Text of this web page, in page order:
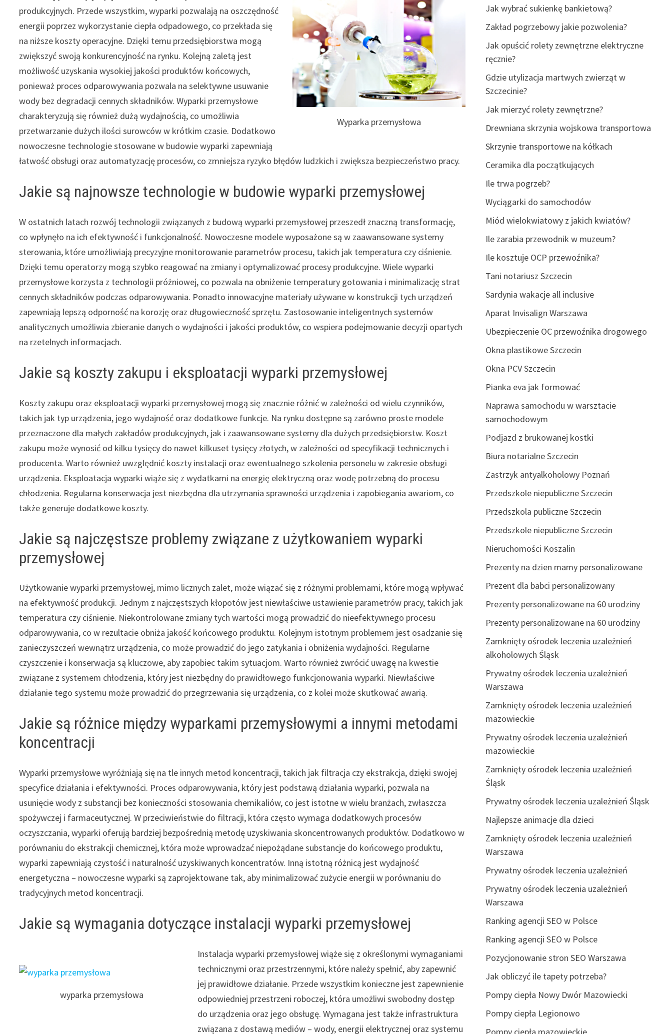
Wyparka przemysłowa
produkcyjnych. Przede wszystkim, wyparki pozwalają na oszczędność
energii poprzez wykorzystanie ciepła odpadowego, co przekłada się
na niższe koszty operacyjne. Dzięki temu przedsiębiorstwa mogą
zwiększyć swoją konkurencyjność na rynku. Kolejną zaletą jest
możliwość uzyskania wysokiej jakości produktów końcowych,
ponieważ proces odparowywania pozwala na selektywne usuwanie
wody bez degradacji cennych składników. Wyparki przemysłowe
charakteryzują się również dużą wydajnością, co umożliwia
przetwarzanie dużych ilości surowców w krótkim czasie. Dodatkowo
nowoczesne technologie stosowane w budowie wyparki zapewniają
łatwość obsługi oraz automatyzację procesów, co zmniejsza ryzyko błędów ludzkich i zwiększa bezpieczeństwo pracy.
Jakie są najnowsze technologie w budowie wyparki przemysłowej
W ostatnich latach rozwój technologii związanych z budową wyparki przemysłowej przeszedł znaczną transformację,
co wpłynęło na ich efektywność i funkcjonalność. Nowoczesne modele wyposażone są w zaawansowane systemy
sterowania, które umożliwiają precyzyjne monitorowanie parametrów procesu, takich jak temperatura czy ciśnienie.
Dzięki temu operatorzy mogą szybko reagować na zmiany i optymalizować procesy produkcyjne. Wiele wyparki
przemysłowe korzysta z technologii próżniowej, co pozwala na obniżenie temperatury gotowania i minimalizację strat
cennych składników podczas odparowywania. Ponadto innowacyjne materiały używane w konstrukcji tych urządzeń
zapewniają lepszą odporność na korozję oraz długowieczność sprzętu. Zastosowanie inteligentnych systemów
analitycznych umożliwia zbieranie danych o wydajności i jakości produktów, co wspiera podejmowanie decyzji opartych
na rzetelnych informacjach.
Jakie są koszty zakupu i eksploatacji wyparki przemysłowej
Koszty zakupu oraz eksploatacji wyparki przemysłowej mogą się znacznie różnić w zależności od wielu czynników,
takich jak typ urządzenia, jego wydajność oraz dodatkowe funkcje. Na rynku dostępne są zarówno proste modele
przeznaczone dla małych zakładów produkcyjnych, jak i zaawansowane systemy dla dużych przedsiębiorstw. Koszt
zakupu może wynosić od kilku tysięcy do nawet kilkuset tysięcy złotych, w zależności od specyfikacji technicznych i
producenta. Warto również uwzględnić koszty instalacji oraz ewentualnego szkolenia personelu w zakresie obsługi
urządzenia. Eksploatacja wyparki wiąże się z wydatkami na energię elektryczną oraz wodę potrzebną do procesu
chłodzenia. Regularna konserwacja jest niezbędna dla utrzymania sprawności urządzenia i zapobiegania awariom, co
także generuje dodatkowe koszty.
Jakie są najczęstsze problemy związane z użytkowaniem wyparki
przemysłowej
Użytkowanie wyparki przemysłowej, mimo licznych zalet, może wiązać się z różnymi problemami, które mogą wpływać
na efektywność produkcji. Jednym z najczęstszych kłopotów jest niewłaściwe ustawienie parametrów pracy, takich jak
temperatura czy ciśnienie. Niekontrolowane zmiany tych wartości mogą prowadzić do nieefektywnego procesu
odparowywania, co w rezultacie obniża jakość końcowego produktu. Kolejnym istotnym problemem jest osadzanie się
zanieczyszczeń wewnątrz urządzenia, co może prowadzić do jego zatykania i obniżenia wydajności. Regularne
czyszczenie i konserwacja są kluczowe, aby zapobiec takim sytuacjom. Warto również zwrócić uwagę na kwestie
związane z systemem chłodzenia, który jest niezbędny do prawidłowego funkcjonowania wyparki. Niewłaściwe
działanie tego systemu może prowadzić do przegrzewania się urządzenia, co z kolei może skutkować awarią.
Jakie są różnice między wyparkami przemysłowymi a innymi metodami
koncentracji
Wyparki przemysłowe wyróżniają się na tle innych metod koncentracji, takich jak filtracja czy ekstrakcja, dzięki swojej
specyfice działania i efektywności. Proces odparowywania, który jest podstawą działania wyparki, pozwala na
usunięcie wody z substancji bez konieczności stosowania chemikaliów, co jest istotne w wielu branżach, zwłaszcza
spożywczej i farmaceutycznej. W przeciwieństwie do filtracji, która często wymaga dodatkowych procesów
oczyszczania, wyparki oferują bardziej bezpośrednią metodę uzyskiwania skoncentrowanych produktów. Dodatkowo w
porównaniu do ekstrakcji chemicznej, która może wprowadzać niepożądane substancje do końcowego produktu,
wyparki zapewniają czystość i naturalność uzyskiwanych koncentratów. Inną istotną różnicą jest wydajność
energetyczna – nowoczesne wyparki są zaprojektowane tak, aby minimalizować zużycie energii w porównaniu do
tradycyjnych metod koncentracji.
Jakie są wymagania dotyczące instalacji wyparki przemysłowej
wyparka przemysłowa
Instalacja wyparki przemysłowej wiąże się z określonymi wymaganiami
technicznymi oraz przestrzennymi, które należy spełnić, aby zapewnić
jej prawidłowe działanie. Przede wszystkim konieczne jest zapewnienie
odpowiedniej przestrzeni roboczej, która umożliwi swobodny dostęp
do urządzenia oraz jego obsługę. Wymagana jest także infrastruktura
związana z dostawą mediów – wody, energii elektrycznej oraz systemu
Jak wybrać sukienkę bankietową?
Zakład pogrzebowy jakie pozwolenia?
Jak opuścić rolety zewnętrzne elektryczne
ręcznie?
Gdzie utylizacja martwych zwierząt w
Szczecinie?
Jak mierzyć rolety zewnętrzne?
Drewniana skrzynia wojskowa transportowa
Skrzynie transportowe na kółkach
Ceramika dla początkujących
Ile trwa pogrzeb?
Wyciągarki do samochodów
Miód wielokwiatowy z jakich kwiatów?
Ile zarabia przewodnik w muzeum?
Ile kosztuje OCP przewoźnika?
Tani notariusz Szczecin
Sardynia wakacje all inclusive
Aparat Invisalign Warszawa
Ubezpieczenie OC przewoźnika drogowego
Okna plastikowe Szczecin
Okna PCV Szczecin
Pianka eva jak formować
Naprawa samochodu w warsztacie
samochodowym
Podjazd z brukowanej kostki
Biura notarialne Szczecin
Zastrzyk antyalkoholowy Poznań
Przedszkole niepubliczne Szczecin
Przedszkola publiczne Szczecin
Przedszkole niepubliczne Szczecin
Nieruchomości Koszalin
Prezenty na dzien mamy personalizowane
Prezent dla babci personalizowany
Prezenty personalizowane na 60 urodziny
Prezenty personalizowane na 60 urodziny
Zamknięty ośrodek leczenia uzależnień
alkoholowych Śląsk
Prywatny ośrodek leczenia uzależnień
Warszawa
Zamknięty ośrodek leczenia uzależnień
mazowieckie
Prywatny ośrodek leczenia uzależnień
mazowieckie
Zamknięty ośrodek leczenia uzależnień
Śląsk
Prywatny ośrodek leczenia uzależnień Śląsk
Najlepsze animacje dla dzieci
Zamknięty ośrodek leczenia uzależnień
Warszawa
Prywatny ośrodek leczenia uzależnień
Prywatny ośrodek leczenia uzależnień
Warszawa
Ranking agencji SEO w Polsce
Ranking agencji SEO w Polsce
Pozycjonowanie stron SEO Warszawa
Jak obliczyć ile tapety potrzeba?
Pompy ciepła Nowy Dwór Mazowiecki
Pompy ciepła Legionowo